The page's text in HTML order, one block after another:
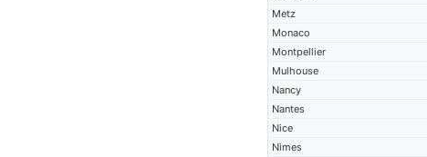
Metz
Monaco
Montpellier
Mulhouse
Nancy
Nantes
Nice
Nimes